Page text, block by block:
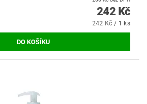
242 Kč
242 Kč / 1 ks